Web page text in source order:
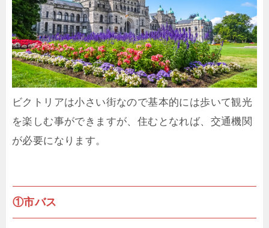
ビクトリアは小さい街なので基本的には歩いて観光
を楽しむ事ができますが、住むとなれば、交通機関
が必要になります。
①市バス